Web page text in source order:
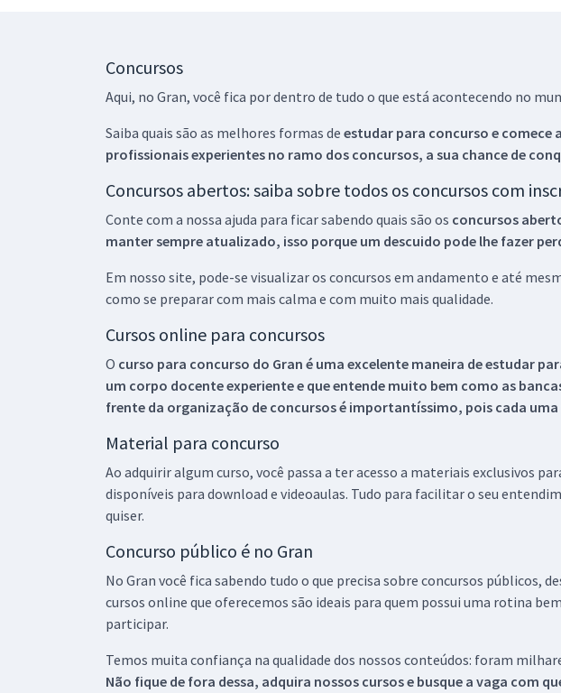
Concursos
Aqui, no Gran, você fica por dentro de tudo o que está acontecendo no
Saiba quais são as melhores formas de estudar para concurso e comece
profissionais experientes no ramo dos concursos, a sua chance de
Concursos abertos: saiba sobre todos os concursos com
Conte com a nossa ajuda para ficar sabendo quais são os concursos
manter sempre atualizado, isso porque um descuido pode lhe fazer
Em nosso site, pode-se visualizar os concursos em andamento e até
como se preparar com mais calma e com muito mais qualidade.
Cursos online para concursos
O curso para concurso do Gran é uma excelente maneira de estudar
um corpo docente experiente e que entende muito bem como as
frente da organização de concursos é importantíssimo, pois cada
Material para concurso
Ao adquirir algum curso, você passa a ter acesso a materiais exclusivos
disponíveis para download e videoaulas. Tudo para facilitar o seu
quiser.
Concurso público é no Gran
No Gran você fica sabendo tudo o que precisa sobre concursos públicos,
cursos online que oferecemos são ideais para quem possui uma rotina
participar.
Temos muita confiança na qualidade dos nossos conteúdos: foram
Não fique de fora dessa, adquira nossos cursos e busque a vaga com